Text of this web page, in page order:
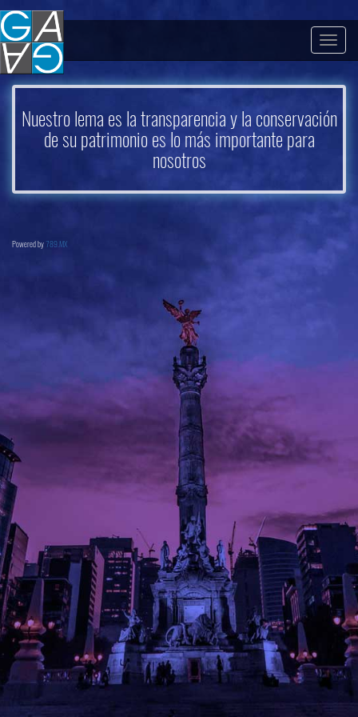
Nuestro lema es la transparencia y la conservación
de su patrimonio es lo más importante para
nosotros
Powered by 789.MX